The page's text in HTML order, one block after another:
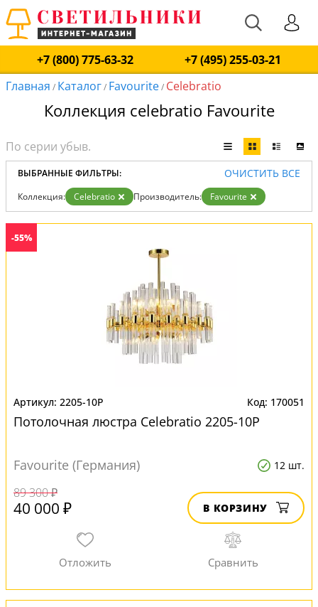
+7 (800) 775-63-32
+7 (495) 255-03-21
Главная / Каталог/ Favourite/ Сelebratio
Коллекция сelebratio Favourite
ВЫБРАННЫЕ ФИЛЬТРЫ: ОЧИСТИТЬ ВСЕ
Коллекция: Сelebratio Производитель: Favourite
-55%
2205-10P 170051
Потолочная люстра Сelebratio 2205-10P
Favourite (Германия) 12 шт.
89 300 ₽
40 000 ₽ В КОРЗИНУ